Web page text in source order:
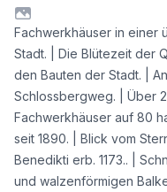
Fachwerkhäuser in einer
Stadt. | Die Blütezeit der
den Bauten der Stadt. |
Schlossbergweg. | Über
Fachwerkhäuser auf 80
seit 1890. | Blick vom
Benedikti erb. 1173.. |
und walzenförmigen